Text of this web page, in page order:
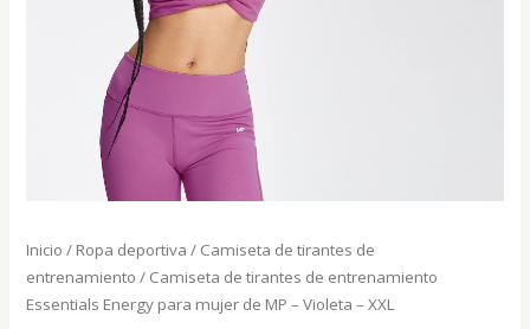
Inicio / Ropa deportiva / Camiseta de tirantes de
entrenamiento / Camiseta de tirantes de entrenamiento
Essentials Energy para mujer de MP – Violeta – XXL